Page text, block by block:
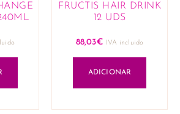
FRUCTIS HAIR DRINK
12 UDS
88,03€ IVA incluido
ADICIONAR